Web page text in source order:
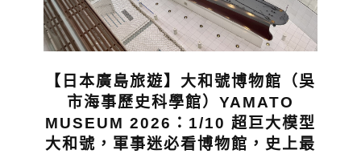
【日本廣島旅遊】大和號博物館（吳
市海事歷史科學館）YAMATO
MUSEUM 2026：1/10 超巨大模型
大和號，軍事迷必看博物館，史上最